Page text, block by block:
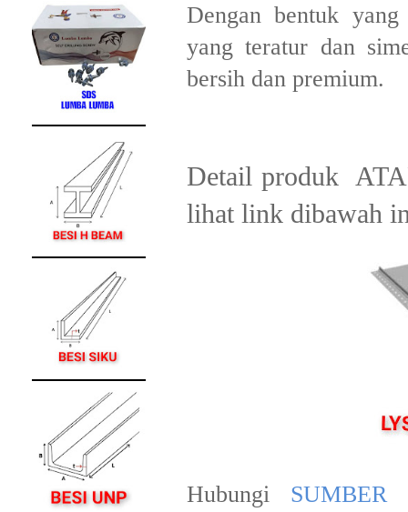
Dengan bentuk
yang teratur dan
bersih dan premium.
Detail produk
lihat link dibawah
Hubungi SUMBER